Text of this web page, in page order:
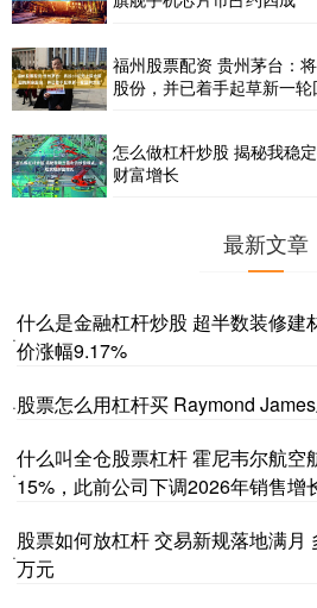
福州股票配资 贵州茅台：
股份，并已着手起草新一轮
怎么做杠杆炒股 揭秘我稳
财富增长
最新文章
·
什么是金融杠杆炒股 超半数装修建
价涨幅9.17%
·股票怎么用杠杆买 Raymond
·
什么叫全仓股票杠杆 霍尼韦尔航空
15%，此前公司下调2026年销售增
·
股票如何放杠杆 交易新规落地满月
万元